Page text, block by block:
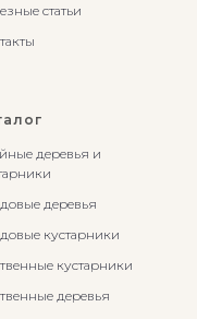
статьи
деревья и
деревья
кустарники
кустарники
деревья